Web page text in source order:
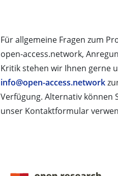
Für allgemeine Fragen zum
open-access.network,
Kritik stehen wir Ihnen gerne
info@open-access.network
Verfügung. Alternativ können
unser Kontaktformular